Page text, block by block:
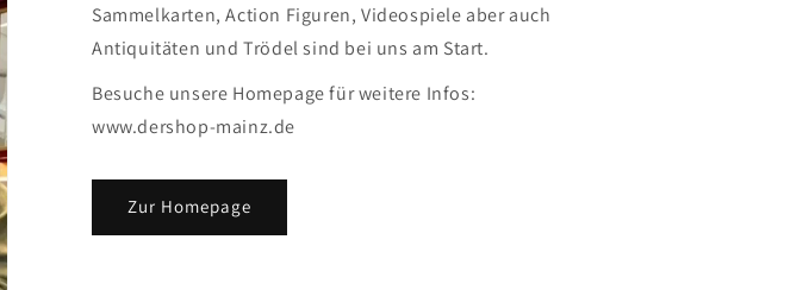
Sammelkarten, Action Figuren, Videospiele aber auch
Antiquitäten und Trödel sind bei uns am Start.
Besuche unsere Homepage für weitere Infos:
www.dershop-mainz.de
Zur Homepage